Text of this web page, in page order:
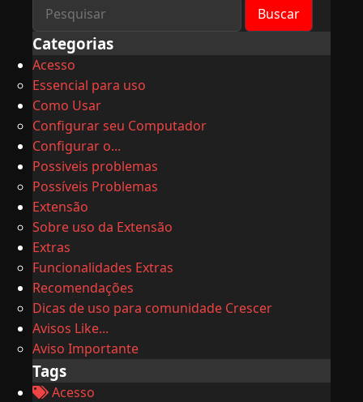
Categorias
Acesso
Essencial para uso
Como Usar
Configurar seu Computador
Configurar o...
Possiveis problemas
Possíveis Problemas
Extensão
Sobre uso da Extensão
Extras
Funcionalidades Extras
Recomendações
Dicas de uso para comunidade Crescer
Avisos Like...
Aviso Importante
Tags
Acesso